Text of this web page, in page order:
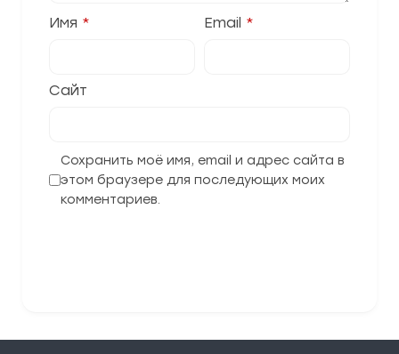
Имя * Email *
Сайт
Сохранить моё имя, email и адрес сайта в
этом браузере для последующих моих
комментариев.